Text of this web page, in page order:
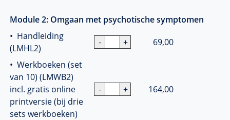
Module 2: Omgaan met psychotische symptomen
• Handleiding
(LMHL2)
69,00
• Werkboeken (set
van 10) (LMWB2)
incl. gratis online
printversie (bij drie
sets werkboeken)
164,00